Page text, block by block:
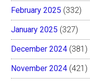
February 2025 (332)
January 2025 (327)
December 2024 (381)
November 2024 (421)